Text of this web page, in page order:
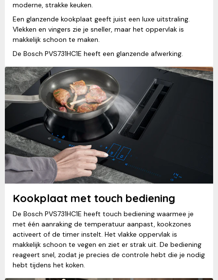
moderne, strakke keuken.
Een glanzende kookplaat geeft juist een luxe uitstraling.
Vlekken en vingers zie je sneller, maar het oppervlak is
makkelijk schoon te maken.
De Bosch PVS731HC1E heeft een glanzende afwerking.
Kookplaat met touch bediening
De Bosch PVS731HC1E heeft touch bediening waarmee je
met één aanraking de temperatuur aanpast, kookzones
activeert of de timer instelt. Het vlakke oppervlak is
makkelijk schoon te vegen en ziet er strak uit. De bediening
reageert snel, zodat je precies de controle hebt die je nodig
hebt tijdens het koken.